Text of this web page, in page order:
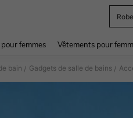
Robe
femmes Vêtements pour
bain / Gadgets de salle de bains /